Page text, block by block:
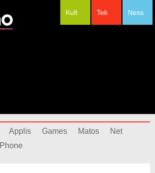
Ness
Tek
Kult
Applis Games Matos
Net
Phone